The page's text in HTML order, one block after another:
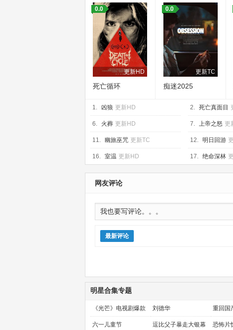
更新HD
0.0
死亡循环
更新TC
0.0
痴迷2025
1. 凶狼 更新HD 2. 死亡真面目
6. 火葬 更新HD 7. 上帝之怒 更
11. 幽旅巫咒 更新TC 12. 明日回游
16. 室温 更新HD 17. 绝命深林
网友评论
最新评论
明星合集专题
《光芒》电视剧爆款
预定！
刘德华 重回国
金时代
六一儿童节 逗比父子暴走大银幕 恐怖片